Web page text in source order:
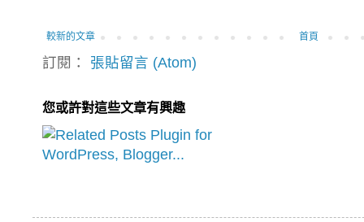
較新的文章 首頁
訂閱： 張貼留言 (Atom)
您或許對這些文章有興趣